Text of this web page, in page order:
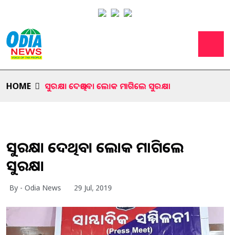
HOME ସୁରକ୍ଷା ଦେଉଥିବା ଲୋକ ମାଗିଲେ ସୁରକ୍ଷା
ସୁରକ୍ଷା ଦେଉଥିବା ଲୋକ ମାଗିଲେ
ସୁରକ୍ଷା
By - Odia News 29 Jul, 2019